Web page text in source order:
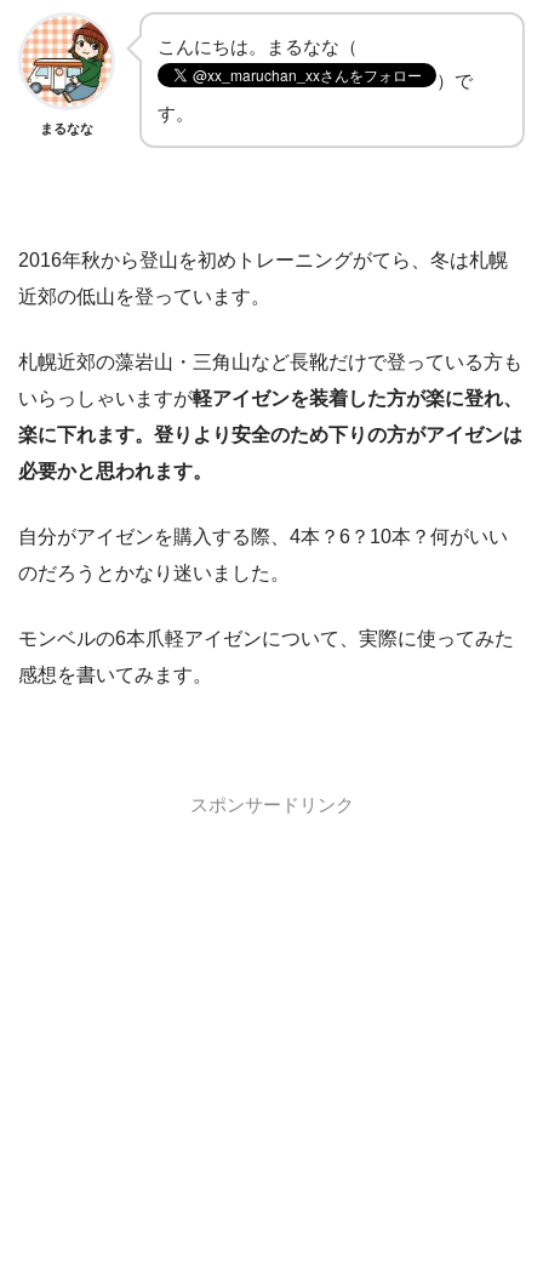
まるなな
こんにちは。まるなな（
）で
す。
2016年秋から登山を初めトレーニングがてら、冬は札幌
近郊の低山を登っています。
札幌近郊の藻岩山・三角山など長靴だけで登っている方も
いらっしゃいますが軽アイゼンを装着した方が楽に登れ、
楽に下れます。登りより安全のため下りの方がアイゼンは
必要かと思われます。
自分がアイゼンを購入する際、4本？6？10本？何がいい
のだろうとかなり迷いました。
モンベルの6本爪軽アイゼンについて、実際に使ってみた
感想を書いてみます。
スポンサードリンク